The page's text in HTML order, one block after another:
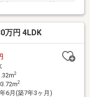
・リビングイン階段を
ていて家事動線も
住環境■周辺環境・
セブンイレブン：徒歩
士見：車で約6分・関
歩8分・三芳郵便局：
万円 4LDK
2
2
6月(築7年3ヶ月)